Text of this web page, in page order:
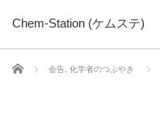
Chem-Station (ケムステ)
ホーム 会告 化学者のつぶやき